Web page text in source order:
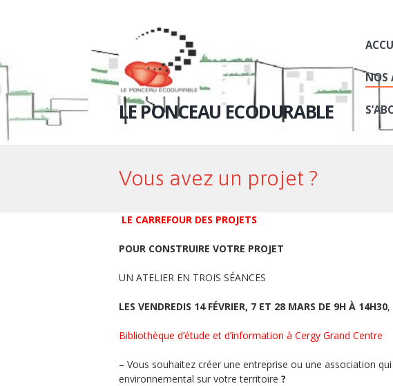
LE PONCEAU ECODURABLE
NOS
Vous avez un projet ?
LE CARREFOUR DES PROJETS
POUR CONSTRUIRE VOTRE PROJET
UN ATELIER EN TROIS SÉANCES
LES VENDREDIS 14 FÉVRIER, 7 ET 28 MARS DE 9H À 14H30,
Bibliothèque d’étude et d’information à Cergy Grand Centre
– Vous souhaitez créer une entreprise ou une association
environnemental sur votre territoire ?